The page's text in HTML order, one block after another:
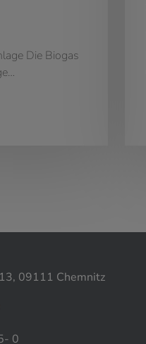
Die Biogas
09111 Chemnitz
0